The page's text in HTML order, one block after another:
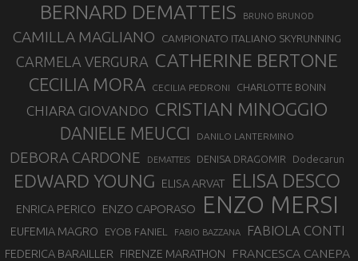
BERNARD DEMATTEIS BRUNO BRUNOD
CAMILLA MAGLIANO CAMPIONATO ITALIANO SKYRUNNING
CARMELA VERGURA CATHERINE BERTONE
CECILIA MORA CECILIA PEDRONI CHARLOTTE BONIN
CHIARA GIOVANDO CRISTIAN MINOGGIO
DANIELE MEUCCI DANILO LANTERMINO
DEBORA CARDONE DEMATTEIS DENISA DRAGOMIR Dodecarun
EDWARD YOUNG ELISA ARVAT ELISA DESCO
ENRICA PERICO ENZO CAPORASO ENZO MERSI
EUFEMIA MAGRO EYOB FANIEL FABIO BAZZANA FABIOLA CONTI
FEDERICA BARAILLER FIRENZE MARATHON FRANCESCA CANEPA